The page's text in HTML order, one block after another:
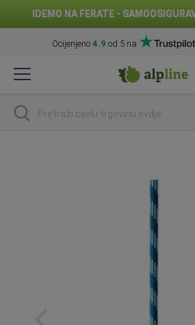
IDEMO NA FERATE -
Ocijenjeno 4.9 od 5 na
na
traži